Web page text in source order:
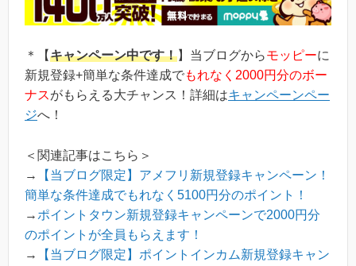
＊【キャンペーン中です！】当ブログからモッピーに
新規登録+簡単な条件達成でもれなく2000円分のボー
ナスがもらえる大チャンス！詳細はキャンペーンペー
ジへ！
＜関連記事はこちら＞
→
【当ブログ限定】アメフリ新規登録キャンペーン！
簡単な条件達成でもれなく5100円分のポイント！
→ ポイントタウン新規登録キャンペーンで2000円分
のポイントが全員もらえます！
→
【当ブログ限定】ポイントインカム新規登録キャン